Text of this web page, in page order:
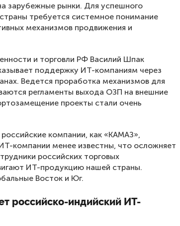
зарубежные рынки. Для успешного
требуется системное понимание
механизмов продвижения и
и торговли РФ Василий Шпак
поддержку ИТ-компаниям через
Ведется проработка механизмов для
регламенты выхода ОЗП на внешние
проекты стали очень
компании, как «КАМАЗ»,
компании менее известны, что осложняет
российских торговых
ИТ-продукцию нашей страны.
Восток и Юг.
российско-индийский ИТ-